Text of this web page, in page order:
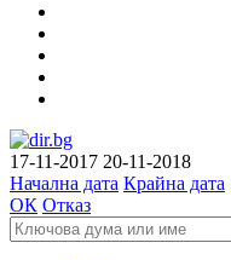
17-11-2017 20-11-2018
Начална дата Крайна дата
ОК Отказ